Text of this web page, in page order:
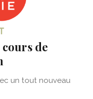
de
un tout nouveau